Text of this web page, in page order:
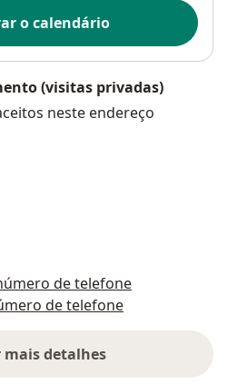
o calendário
(visitas privadas)
neste endereço
de telefone
de telefone
detalhes
sobre o endereço